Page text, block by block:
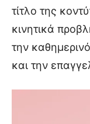
τίτλο της
κινητικά
την
και την